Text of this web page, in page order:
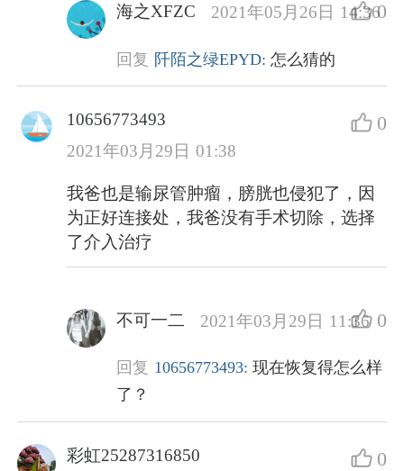
海之XFZC 2021年05月26日 14:360
回复 阡陌之绿EPYD: 怎么猜的
10656773493
2021年03月29日 01:38
0
我爸也是输尿管肿瘤，膀胱也侵犯了，因
为正好连接处，我爸没有手术切除，选择
了介入治疗
不可一二 2021年03月29日 11:36 0
回复 10656773493: 现在恢复得怎么样
了？
彩虹25287316850
0